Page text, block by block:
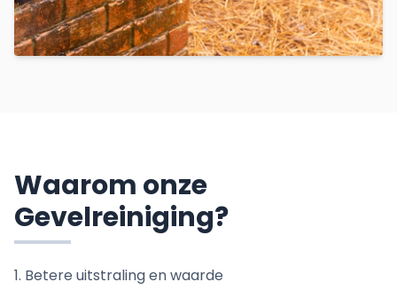
Waarom onze
Gevelreiniging?
Betere uitstraling en waarde